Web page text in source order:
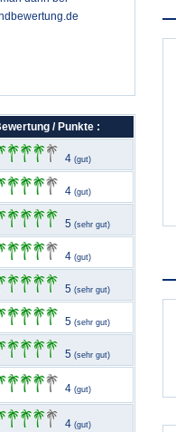
/ Punkte :
4 (gut)
4 (gut)
5 (sehr gut)
4 (gut)
5 (sehr gut)
5 (sehr gut)
5 (sehr gut)
4 (gut)
4 (gut)